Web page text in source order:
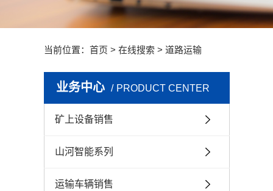
当前位置： 首页 > 在线搜索 > 道路运输
业务中心 PRODUCT CENTER
矿上设备销售
山河智能系列
运输车辆销售